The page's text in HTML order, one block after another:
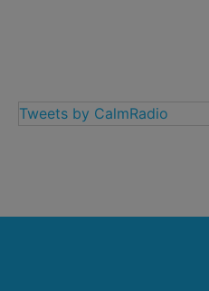
Tweets by CalmRadio